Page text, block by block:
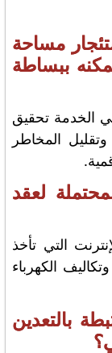
مساحة
ببساطة
الخدمة تحقيق
المخاطر
لعقد
التي تأخذ
الكهرباء
بالتعدين